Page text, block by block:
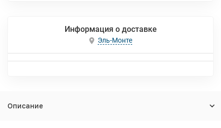
Информация о доставке
Эль-Монте
Описание